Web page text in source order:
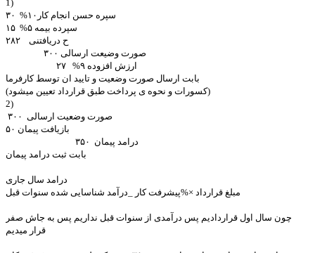
1)
سپره حسن انجام کار۱۰% ۳۰
سپرده بیمه ۵% ۱۵
ح دریافتنی ۲۸۲
ارزش افزوده ۹% ۲۷
بابت ارسال صورت وضعیت و تایید ان توسط کارفرما
(کسورات و نحوه ی پرداخت طبق قرارداد تعیین میشود)
2)
درامد پیمان ۳۵۰
بابت ثبت درامد پیمان
درامد سال جاری
مبلغ قرارداد ×%پیشرفت کار _درآمد شناسایی شده سنوات قبل
چون سال اول قراردادیم پس درآمدی از سنوات قبل نداریم پس به جاش صفر